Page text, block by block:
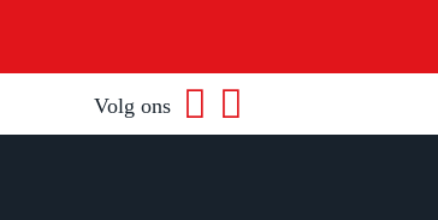
Volg ons